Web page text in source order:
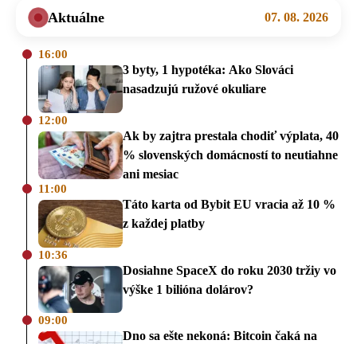
Aktuálne 07. 08. 2026
16:00
3 byty, 1 hypotéka: Ako Slováci
nasadzujú ružové okuliare
12:00
Ak by zajtra prestala chodiť výplata, 40
% slovenských domácností to neutiahne
ani mesiac
11:00
Táto karta od Bybit EU vracia až 10 %
z každej platby
10:36
Dosiahne SpaceX do roku 2030 tržiy vo
výške 1 bilióna dolárov?
09:00
Dno sa ešte nekoná: Bitcoin čaká na